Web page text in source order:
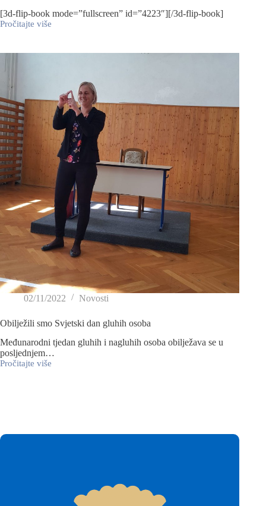
[3d-flip-book mode=”fullscreen” id=”4223″][/3d-flip-book]
Pročitajte više
02/11/2022 Novosti
Obilježili smo Svjetski dan gluhih osoba
Međunarodni tjedan gluhih i nagluhih osoba obilježava se u
posljednjem…
Pročitajte više